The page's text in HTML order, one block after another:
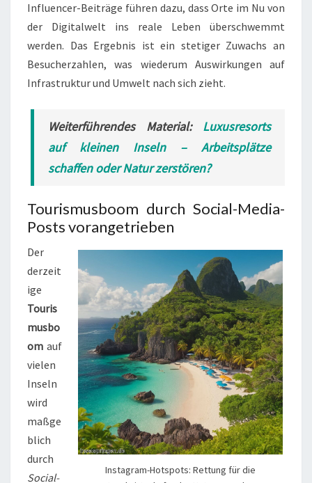
Influencer-Beiträge führen dazu, dass Orte im Nu von
der Digitalwelt ins reale Leben überschwemmt
werden. Das Ergebnis ist ein stetiger Zuwachs an
Besucherzahlen, was wiederum Auswirkungen auf
Infrastruktur und Umwelt nach sich zieht.
Weiterführendes Material: Luxusresorts
auf kleinen Inseln – Arbeitsplätze
schaffen oder Natur zerstören?
Tourismusboom durch Social-Media-
Posts vorangetrieben
Instagram-Hotspots: Rettung für die
Der
derzeit
ige
Touris
musbo
om auf
vielen
Inseln
wird
maßge
blich
durch
Social-